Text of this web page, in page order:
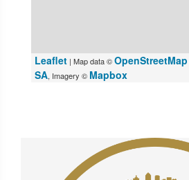
Leaflet | Map data ©OpenStreetMap
SA, Imagery © Mapbox